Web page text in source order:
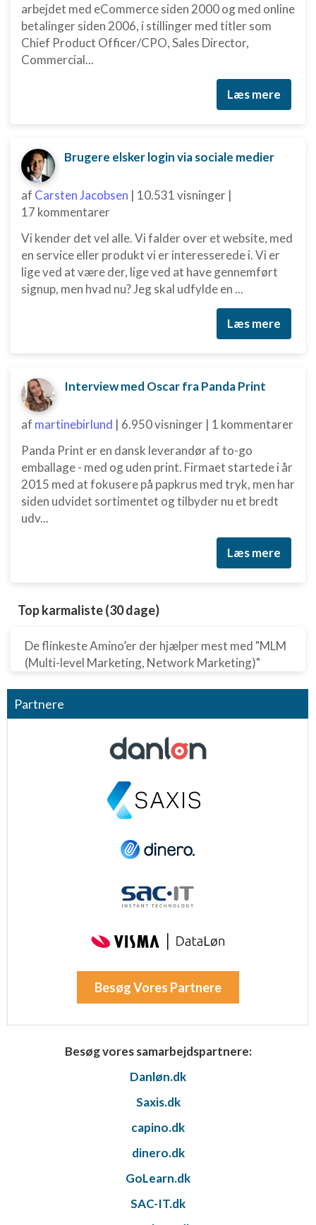
arbejdet med eCommerce siden 2000 og med online
betalinger siden 2006, i stillinger med titler som
Chief Product Officer/CPO, Sales Director,
Commercial...
Læs mere
Brugere elsker login via sociale medier
af Carsten Jacobsen | 10.531 visninger |
17 kommentarer
Vi kender det vel alle. Vi falder over et website, med
en service eller produkt vi er interesserede i. Vi er
lige ved at være der, lige ved at have gennemført
signup, men hvad nu? Jeg skal udfylde en ...
Læs mere
Interview med Oscar fra Panda Print
af martinebirlund | 6.950 visninger | 1 kommentarer
Panda Print er en dansk leverandør af to-go
emballage - med og uden print. Firmaet startede i år
2015 med at fokusere på papkrus med tryk, men har
siden udvidet sortimentet og tilbyder nu et bredt
udv...
Læs mere
Top karmaliste (30 dage)
De flinkeste Amino’er der hjælper mest med "MLM
(Multi-level Marketing, Network Marketing)"
Partnere
Besøg Vores Partnere
Besøg vores samarbejdspartnere:
Danløn.dk
Saxis.dk
capino.dk
dinero.dk
GoLearn.dk
SAC-IT.dk